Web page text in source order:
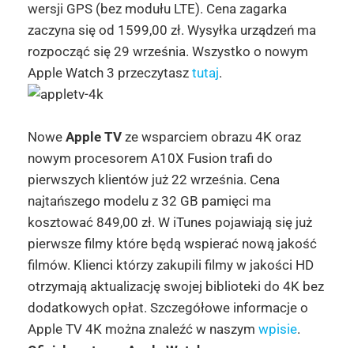
wersji GPS (bez modułu LTE). Cena zagarka
zaczyna się od 1599,00 zł. Wysyłka urządzeń ma
rozpocząć się 29 września. Wszystko o nowym
Apple Watch 3 przeczytasz tutaj.
Nowe Apple TVze wsparciem obrazu 4K oraz
nowym procesorem A10X Fusion trafi do
pierwszych klientów już 22 września. Cena
najtańszego modelu z 32 GB pamięci ma
kosztować 849,00 zł. W iTunes pojawiają się już
pierwsze filmy które będą wspierać nową jakość
filmów. Klienci którzy zakupili filmy w jakości HD
otrzymają aktualizację swojej biblioteki do 4K bez
dodatkowych opłat. Szczegółowe informacje o
Apple TV 4K można znaleźć w naszym wpisie.